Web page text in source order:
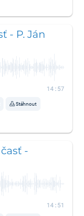
- P. Ján
14:57
Stáhnout
-
14:51